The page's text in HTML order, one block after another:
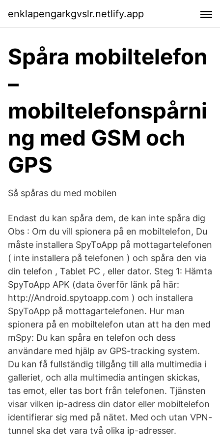
enklapengarkgvslr.netlify.app
Spåra mobiltelefon
–
mobiltelefonspårni
ng med GSM och
GPS
Så spåras du med mobilen
Endast du kan spåra dem, de kan inte spåra dig
Obs : Om du vill spionera på en mobiltelefon, Du
måste installera SpyToApp på mottagartelefonen
( inte installera på telefonen ) och spåra den via
din telefon , Tablet PC , eller dator. Steg 1: Hämta
SpyToApp APK (data överför länk på här:
http://Android.spytoapp.com ) och installera
SpyToApp på mottagartelefonen. Hur man
spionera på en mobiltelefon utan att ha den med
mSpy: Du kan spåra en telefon och dess
användare med hjälp av GPS-tracking system.
Du kan få fullständig tillgång till alla multimedia i
galleriet, och alla multimedia antingen skickas,
tas emot, eller tas bort från telefonen. Tjänsten
visar vilken ip-adress din dator eller mobiltelefon
identifierar sig med på nätet. Med och utan VPN-
tunnel ska det vara två olika ip-adresser.